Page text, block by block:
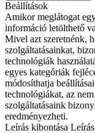
Beállítások
Amikor meglátogat
információ letölthető
Mivel azt szeretnénk,
szolgáltatásainkat,
technológiák
egyes kategóriák
módosíthatja
technológiákat, az
szolgáltatásaink
eredményezheti.
Leírás kibontása Leírás